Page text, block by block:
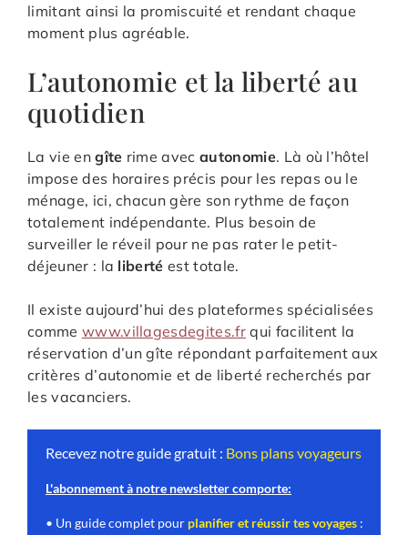
limitant ainsi la promiscuité et rendant chaque
moment plus agréable.
L’autonomie et la liberté au
quotidien
La vie engîte rime avecautonomie. Là où l’hôtel
impose des horaires précis pour les repas ou le
ménage, ici, chacun gère son rythme de façon
totalement indépendante. Plus besoin de
surveiller le réveil pour ne pas rater le petit-
déjeuner : la liberté est totale.
Il existe aujourd’hui des plateformes spécialisées
comme www.villagesdegites.frqui facilitent la
réservation d’un gîte répondant parfaitement aux
critères d’autonomie et de liberté recherchés par
les vacanciers.